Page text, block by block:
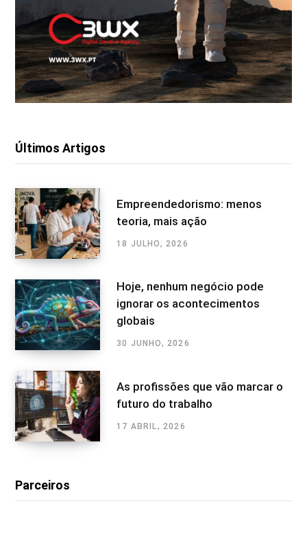
Últimos Artigos
Empreendedorismo: menos
teoria, mais ação
18 JULHO, 2026
Hoje, nenhum negócio pode
ignorar os acontecimentos
globais
30 JUNHO, 2026
As profissões que vão marcar o
futuro do trabalho
17 ABRIL, 2026
Parceiros